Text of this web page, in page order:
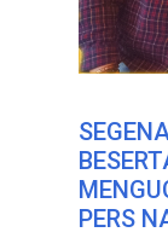
PERS